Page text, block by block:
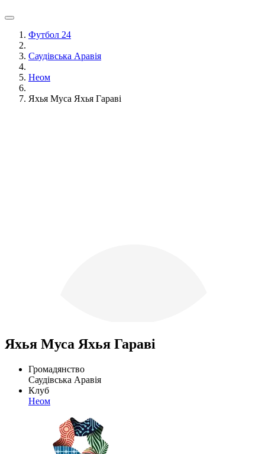
Футбол 24
Саудівська Аравія
Неом
Яхья Муса Яхья Гараві
Яхья Муса Яхья Гараві
Громадянство
Саудівська Аравія
Клуб
Неом